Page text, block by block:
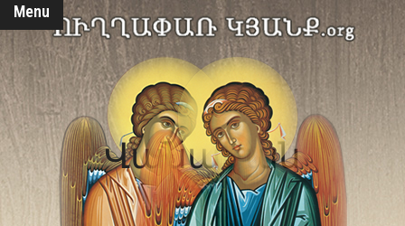
Menu
Վանական